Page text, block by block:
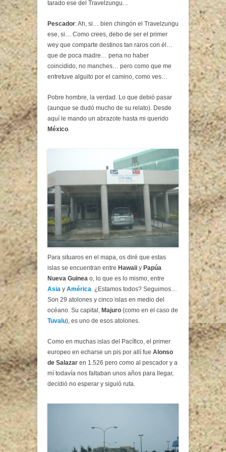
tarado ese del Travelzungu…
Pescador: Ah, si… bien chingón el Travelzungu
ese, si… Como crees, debo de ser el primer
wey que comparte destinos tan raros con él…
que de poca madre… pena no haber
coincidido, no manches… pero como que me
entretuve alguito por el camino, como ves…
Pobre hombre, la verdad. Lo que debió pasar
(aunque se dudó mucho de su relato). Desde
aquí le mando un abrazote hasta mi querido
México
Para situaros en el mapa, os diré que estas
islas se encuentran entre Hawaii y Papúa
Nueva Guinea o, lo que es lo mismo, entre
Asia y América . ¿Estamos todos? Seguimos…
Son 29 atolones y cinco islas en medio del
océano. Su capital, Majuro (como en el caso de
Tuvalu), es uno de esos atolones.
Como en muchas islas del Pacífico, el primer
europeo en echarse un pis por allí fue Alonso
de Salazar en 1.526 pero como al pescador y a
mí todavía nos faltaban unos años para llegar,
decidió no esperar y siguió ruta.